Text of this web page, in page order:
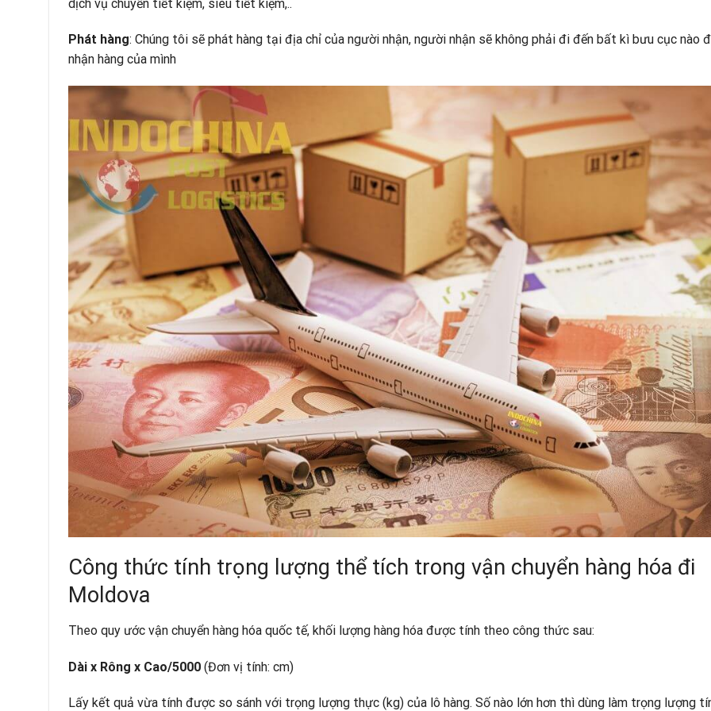
dịch vụ chuyển tiết kiệm, siêu tiết kiệm,..
Phát hàng: Chúng tôi sẽ phát hàng tại địa chỉ của người nhận, người nhận sẽ không phải đi đến bất kì bưu cục nào
nhận hàng của mình
Công thức tính trọng lượng thể tích trong vận chuyển hàng hóa đi
Moldova
Theo quy ước vận chuyển hàng hóa quốc tế, khối lượng hàng hóa được tính theo công thức sau:
Dài x Rông x Cao/5000 (Đơn vị tính: cm)
Lấy kết quả vừa tính được so sánh với trọng lượng thực (kg) của lô hàng. Số nào lớn hơn thì dùng làm trọng lượng